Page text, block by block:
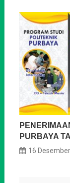
PURBAYA
16